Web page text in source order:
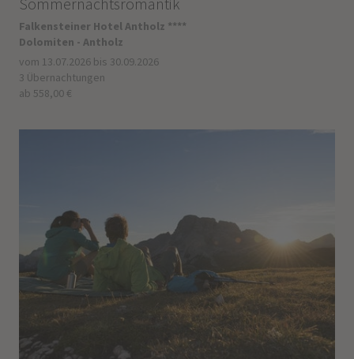
Falkensteiner Hotel Antholz ****
Dolomiten - Antholz
vom 13.07.2026 bis 30.09.2026
3 Übernachtungen
ab 558,00 €